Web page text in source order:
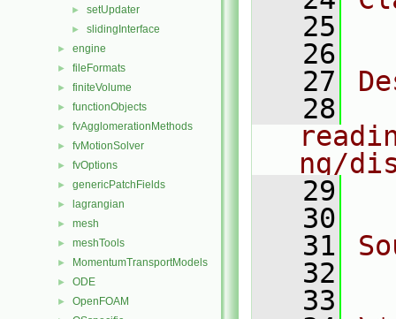
► setUpdater
► slidingInterface
► engine
► fileFormats
► finiteVolume
► functionObjects
► fvAgglomerationMethods
► fvMotionSolver
► fvOptions
► genericPatchFields
► lagrangian
► mesh
► meshTools
► MomentumTransportModels
► ODE
► OpenFOAM
   25
   26
   27
   28
ng/
   29
   30
   31
   32
   33